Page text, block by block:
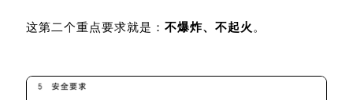
这第二个重点要求就是： 不爆炸、不起火。